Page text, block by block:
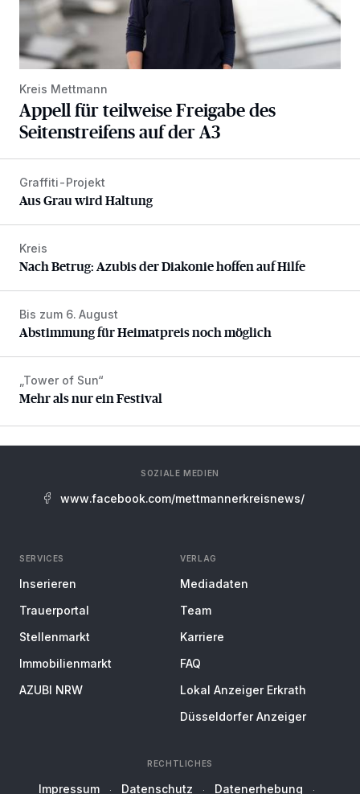
Kreis Mettmann
Appell für teilweise Freigabe des
Seitenstreifens auf der A3
Aus Grau wird Haltung
Graffiti-Projekt
Aus Grau wird Haltung
Nach Betrug: Azubis der Diakonie hoffen auf Hilfe
Kreis
Nach Betrug: Azubis der Diakonie hoffen auf Hilfe
Abstimmung für Heimatpreis noch möglich
Bis zum 6. August
Abstimmung für Heimatpreis noch möglich
Mehr als nur ein Festival
„Tower of Sun“
Mehr als nur ein Festival
SOZIALE MEDIEN
www.facebook.com/mettmannerkreisnews/
SERVICES
Inserieren
Trauerportal
Stellenmarkt
Immobilienmarkt
AZUBI NRW
VERLAG
Mediadaten
Team
Karriere
FAQ
Lokal Anzeiger Erkrath
Düsseldorfer Anzeiger
RECHTLICHES
Impressum Datenschutz Datenerhebung